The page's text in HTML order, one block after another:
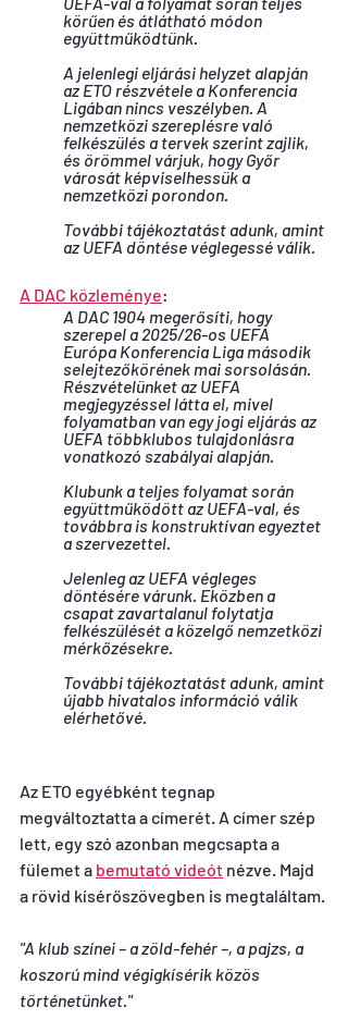
körűen és átlátható módon
együttműködtünk.
A jelenlegi eljárási helyzet alapján
az ETO részvétele a Konferencia
Ligában nincs veszélyben. A
nemzetközi szereplésre való
felkészülés a tervek szerint zajlik,
és örömmel várjuk, hogy Győr
városát képviselhessük a
nemzetközi porondon.
További tájékoztatást adunk, amint
az UEFA döntése véglegessé válik.
A DAC közleménye:
A DAC 1904 megerősíti, hogy
szerepel a 2025/26-os UEFA
Európa Konferencia Liga második
selejtezőkörének mai sorsolásán.
Részvételünket az UEFA
megjegyzéssel látta el, mivel
folyamatban van egy jogi eljárás az
UEFA többklubos tulajdonlásra
vonatkozó szabályai alapján.
Klubunk a teljes folyamat során
együttműködött az UEFA-val, és
továbbra is konstruktívan egyeztet
a szervezettel.
Jelenleg az UEFA végleges
döntésére várunk. Eközben a
csapat zavartalanul folytatja
felkészülését a közelgő nemzetközi
mérkőzésekre.
További tájékoztatást adunk, amint
újabb hivatalos információ válik
elérhetővé.
Az ETO egyébként tegnap
megváltoztatta a címerét. A címer szép
lett, egy szó azonban megcsapta a
fülemet a bemutató videót nézve. Majd
a rövid kísérőszövegben is megtaláltam.
"A klub színei – a zöld-fehér –, a pajzs, a
koszorú mind végigkísérik közös
történetünket."